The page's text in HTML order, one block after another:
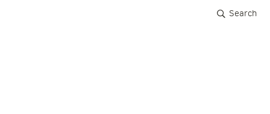
Search